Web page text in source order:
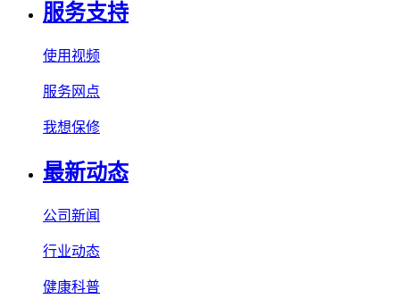
服务支持
使用视频
服务网点
我想保修
最新动态
公司新闻
行业动态
健康科普